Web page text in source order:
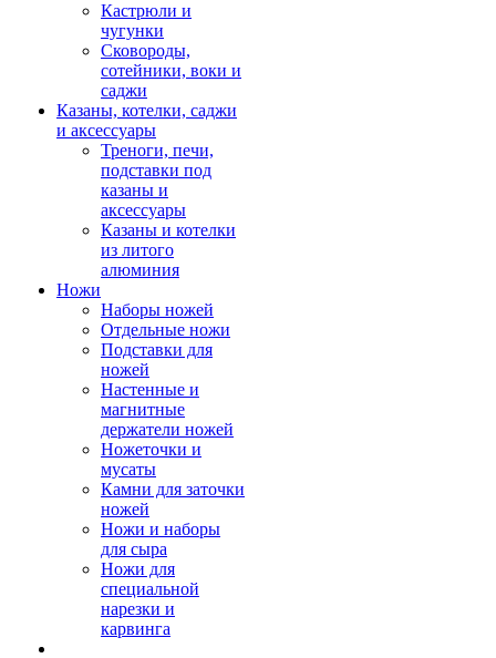
Кастрюли и
чугунки
Сковороды,
сотейники, воки и
саджи
Казаны, котелки, саджи
и аксессуары
Треноги, печи,
подставки под
казаны и
аксессуары
Казаны и котелки
из литого
алюминия
Ножи
Наборы ножей
Отдельные ножи
Подставки для
ножей
Настенные и
магнитные
держатели ножей
Ножеточки и
мусаты
Камни для заточки
ножей
Ножи и наборы
для сыра
Ножи для
специальной
нарезки и
карвинга